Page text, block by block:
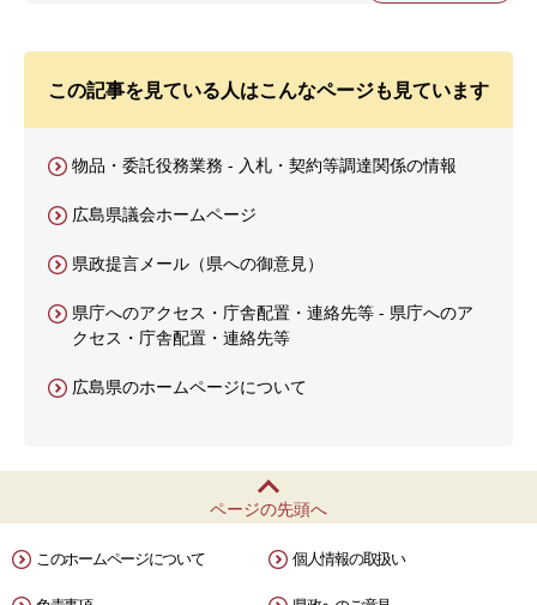
この記事を見ている人はこんなページも見ています
物品・委託役務業務 - 入札・契約等調達関係の情報
広島県議会ホームページ
県政提言メール（県への御意見）
県庁へのアクセス・庁舎配置・連絡先等 - 県庁へのア
クセス・庁舎配置・連絡先等
広島県のホームページについて
ページの先頭へ
このホームページについて 個人情報の取扱い